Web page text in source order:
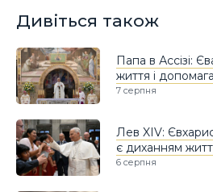
Дивіться також
Папа в Ассізі:
життя і
7 серпня
Лев XIV:
є диханням
6 серпня